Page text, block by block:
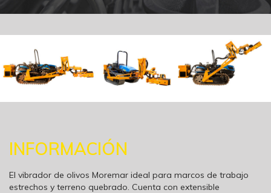
INFORMACIÓN
El vibrador de olivos Moremar ideal para marcos de trabajo
estrechos y terreno quebrado. Cuenta con extensible